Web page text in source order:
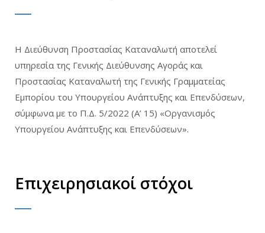
Η Διεύθυνση Προστασίας Καταναλωτή αποτελεί
υπηρεσία της Γενικής Διεύθυνσης Αγοράς και
Προστασίας Καταναλωτή της Γενικής Γραμματείας
Εμπορίου του Υπουργείου Ανάπτυξης και Επενδύσεων,
σύμφωνα με το Π.Δ. 5/2022 (Α’ 15) «Οργανισμός
Υπουργείου Ανάπτυξης και Επενδύσεων».
Επιχειρησιακοί στόχοι